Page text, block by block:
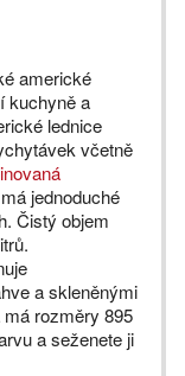
americké
kuchyně a
lednice
včetně
jednoduché
Čistý objem
a skleněnými
rozměry 895
a seženete ji